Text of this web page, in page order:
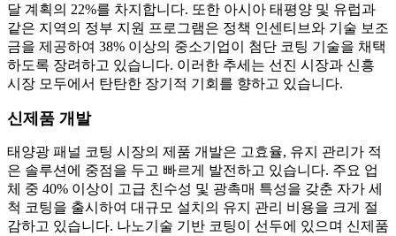
달 계획의 22%를 차지합니다. 또한 아시아 태평양 및 유럽과
같은 지역의 정부 지원 프로그램은 정책 인센티브와 기술 보조
금을 제공하여 38% 이상의 중소기업이 첨단 코팅 기술을 채택
하도록 장려하고 있습니다. 이러한 추세는 선진 시장과 신흥
시장 모두에서 탄탄한 장기적 기회를 향하고 있습니다.
신제품 개발
태양광 패널 코팅 시장의 제품 개발은 고효율, 유지 관리가 적
은 솔루션에 중점을 두고 빠르게 발전하고 있습니다. 주요 업
체 중 40% 이상이 고급 친수성 및 광촉매 특성을 갖춘 자가 ​​세
척 코팅을 출시하여 대규모 설치의 유지 관리 비용을 크게 절
감하고 있습니다. 나노기술 기반 코팅이 선두에 있으며 신제품